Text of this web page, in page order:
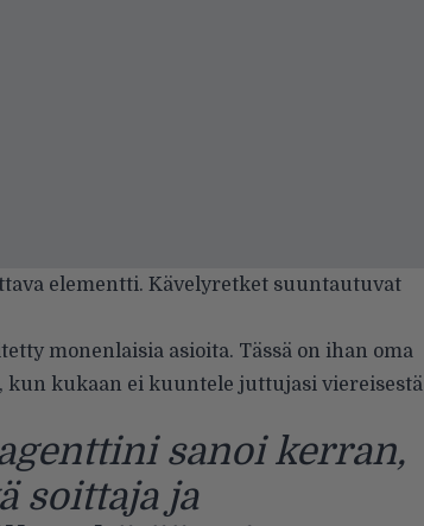
elementti. Kävelyretket suuntautuvat
monenlaisia asioita. Tässä on ihan oma
kun kukaan ei kuuntele juttujasi viereisestä
sanoi kerran,
soittaja ja